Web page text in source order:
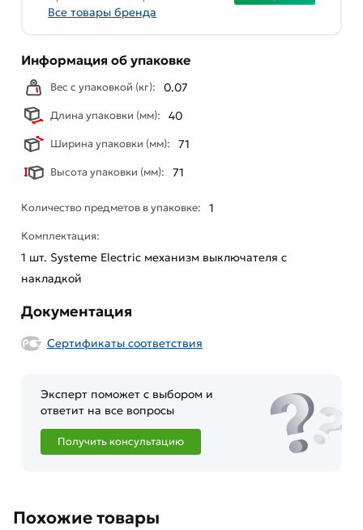
Все товары бренда
Информация об упаковке
Вес с упаковкой (кг): 0.07
Длина упаковки (мм): 40
Ширина упаковки (мм): 71
Высота упаковки (мм): 71
Количество предметов в упаковке: 1
Комплектация:
1 шт. Systeme Electric механизм выключателя с
накладкой
Документация
Сертификаты соответствия
Эксперт поможет с выбором и
ответит на все вопросы
Получить консультацию
Похожие товары